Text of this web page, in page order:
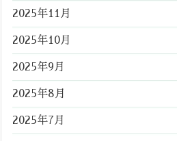
2025年11月
2025年10月
2025年9月
2025年8月
2025年7月